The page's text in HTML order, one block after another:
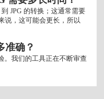
JPG 的转换；这通常需要
说，这可能会更长，所以
准确？
。我们的工具正在不断审查